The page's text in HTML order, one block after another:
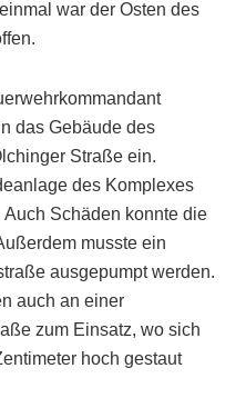
war der Osten des
das Gebäude des
Straße ein.
des Komplexes
Schäden konnte die
musste ein
ausgepumpt werden.
auch an einer
zum Einsatz, wo sich
hoch gestaut